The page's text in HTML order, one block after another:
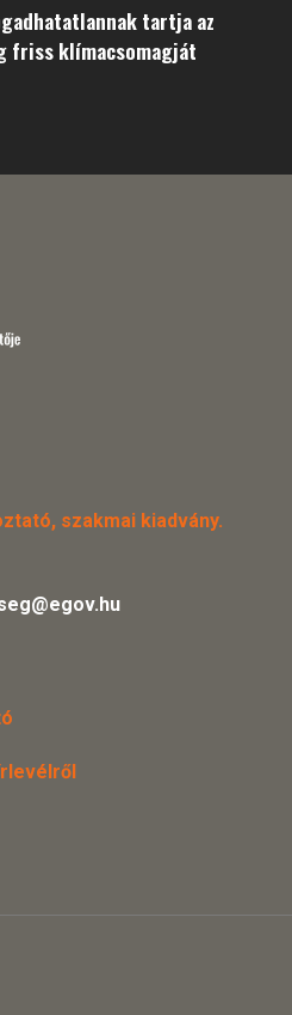
tartja az
friss klímacsomagját
szakmai kiadvány.